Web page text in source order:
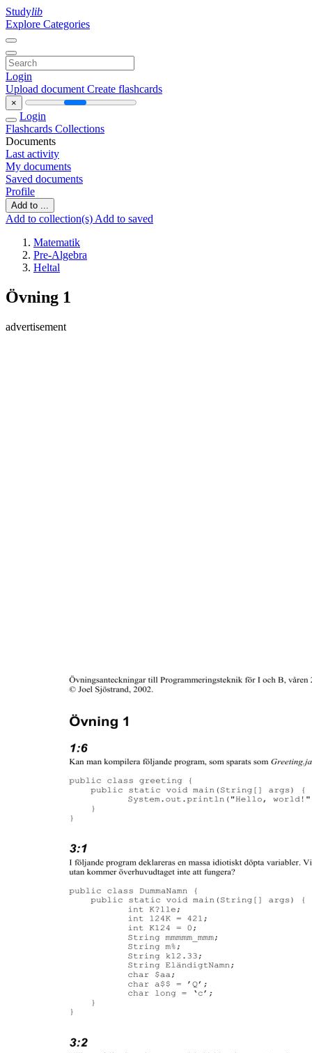
Studylib
Explore Categories
Login
Upload document Create flashcards
×
Login
Flashcards Collections
Documents
Last activity
My documents
Saved documents
Profile
Add to ...
Add to collection(s) Add to saved
Matematik
Pre-Algebra
Heltal
Övning 1
advertisement